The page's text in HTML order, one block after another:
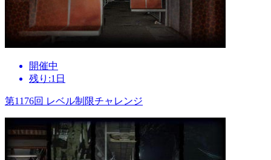
開催中
残り:1日
第1176回 レベル制限チャレンジ